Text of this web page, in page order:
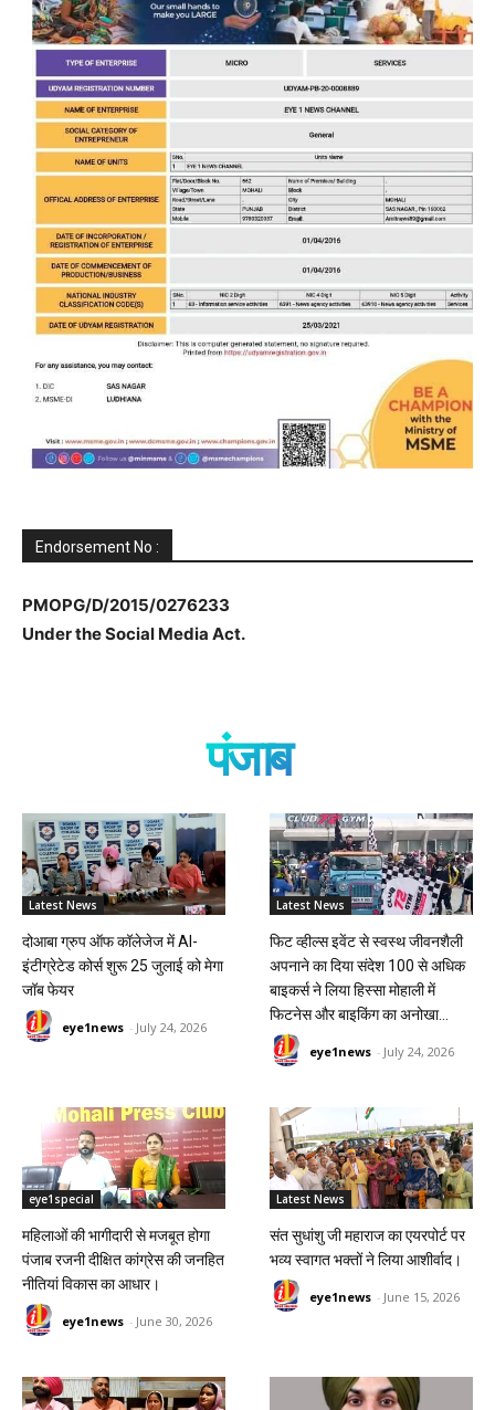
Endorsement No :
PMOPG/D/2015/0276233
Under the Social Media Act.
पंजाब
Latest News
दोआबा ग्रुप ऑफ कॉलेजेज में AI-
इंटीग्रेटेड कोर्स शुरू 25 जुलाई को मेगा
जॉब फेयर
eye1news - July 24, 2026
Latest News
फिट व्हील्स इवेंट से स्वस्थ जीवनशैली
अपनाने का दिया संदेश 100 से अधिक
बाइकर्स ने लिया हिस्सा मोहाली में
फिटनेस और बाइकिंग का अनोखा...
eye1news - July 24, 2026
eye1special
महिलाओं की भागीदारी से मजबूत होगा
पंजाब रजनी दीक्षित कांग्रेस की जनहित
नीतियां विकास का आधार।
eye1news - June 30, 2026
Latest News
संत सुधांशु जी महाराज का एयरपोर्ट पर
भव्य स्वागत भक्तों ने लिया आशीर्वाद।
eye1news - June 15, 2026